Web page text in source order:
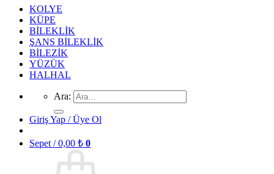
KOLYE
KÜPE
BİLEKLİK
ŞANS BİLEKLİK
BİLEZİK
YÜZÜK
HALHAL
Ara:
Giriş Yap / Üye Ol
Sepet /0,00 ₺ 0